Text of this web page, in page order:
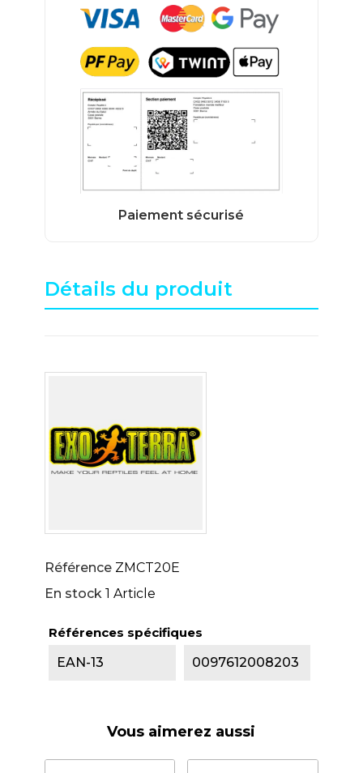
Détails du produit
Référence ZMCT20E
En stock 1 Article
Références spécifiques
EAN-13
0097612008203
Vous aimerez aussi